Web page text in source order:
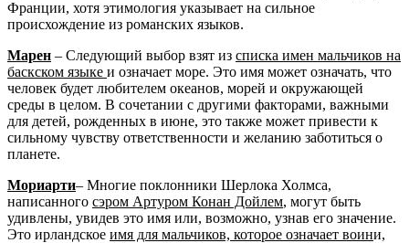
Франции, хотя этимология указывает на сильное
происхождение из романских языков.
Марен – Следующий выбор взят из списка имен мальчиков на
баскском языке и означает море. Это имя может означать, что
человек будет любителем океанов, морей и окружающей
среды в целом. В сочетании с другими факторами, важными
для детей, рожденных в июне, это также может привести к
сильному чувству ответственности и желанию заботиться о
планете.
Мориарти– Многие поклонники Шерлока Холмса,
написанного сэром Артуром Конан Дойлем, могут быть
удивлены, увидев это имя или, возможно, узнав его значение.
Это ирландское имя для мальчиков, которое означает воини,